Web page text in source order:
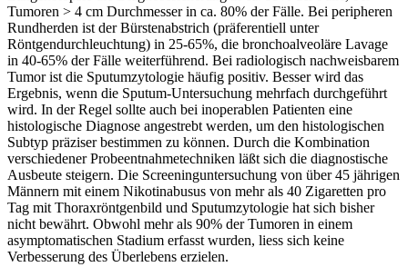
Tumoren > 4 cm Durchmesser in ca. 80% der Fälle. Bei peripheren
Rundherden ist der Bürstenabstrich (präferentiell unter
Röntgendurchleuchtung) in 25-65%, die bronchoalveoläre Lavage
in 40-65% der Fälle weiterführend. Bei radiologisch nachweisbarem
Tumor ist die Sputumzytologie häufig positiv. Besser wird das
Ergebnis, wenn die Sputum-Untersuchung mehrfach durchgeführt
wird. In der Regel sollte auch bei inoperablen Patienten eine
histologische Diagnose angestrebt werden, um den histologischen
Subtyp präziser bestimmen zu können. Durch die Kombination
verschiedener Probeentnahmetechniken läßt sich die diagnostische
Ausbeute steigern. Die Screeninguntersuchung von über 45 jährigen
Männern mit einem Nikotinabusus von mehr als 40 Zigaretten pro
Tag mit Thoraxröntgenbild und Sputumzytologie hat sich bisher
nicht bewährt. Obwohl mehr als 90% der Tumoren in einem
asymptomatischen Stadium erfasst wurden, liess sich keine
Verbesserung des Überlebens erzielen.